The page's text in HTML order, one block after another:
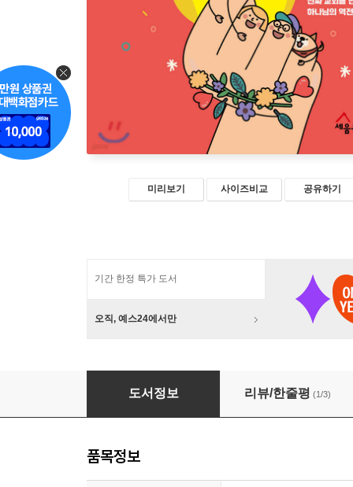
미리보기 사이즈비교 공유하기
기간 한정 특가 도서
오직, 예스24에서만
행신교회 이야기
도서정보 리뷰/한줄평 (1/3)
품목정보